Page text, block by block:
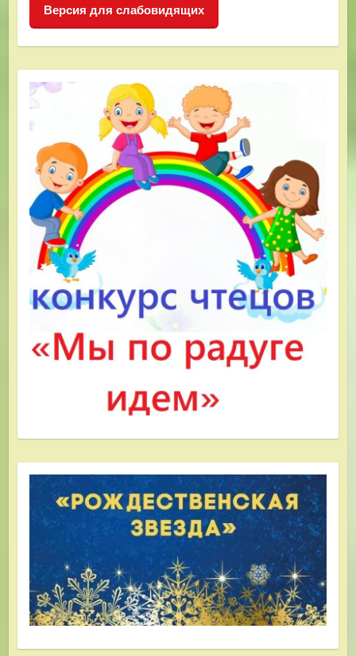
Версия для слабовидящих